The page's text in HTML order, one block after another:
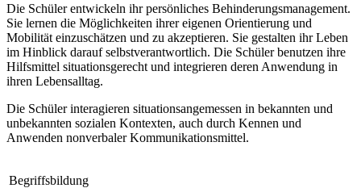
Die Schüler entwickeln ihr persönliches Behinderungsmanagement.
Sie lernen die Möglichkeiten ihrer eigenen Orientierung und
Mobilität einzuschätzen und zu akzeptieren. Sie gestalten ihr Leben
im Hinblick darauf selbstverantwortlich. Die Schüler benutzen ihre
Hilfsmittel situationsgerecht und integrieren deren Anwendung in
ihren Lebensalltag.
Die Schüler interagieren situationsangemessen in bekannten und
unbekannten sozialen Kontexten, auch durch Kennen und
Anwenden nonverbaler Kommunikationsmittel.
Begriffsbildung